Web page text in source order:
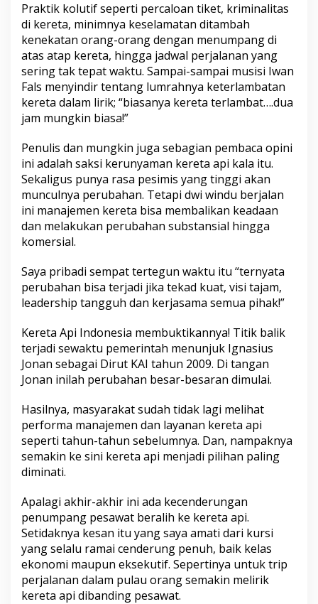
Praktik kolutif seperti percaloan tiket, kriminalitas
di kereta, minimnya keselamatan ditambah
kenekatan orang-orang dengan menumpang di
atas atap kereta, hingga jadwal perjalanan yang
sering tak tepat waktu. Sampai-sampai musisi Iwan
Fals menyindir tentang lumrahnya keterlambatan
kereta dalam lirik; “biasanya kereta terlambat….dua
jam mungkin biasa!”
Penulis dan mungkin juga sebagian pembaca opini
ini adalah saksi kerunyaman kereta api kala itu.
Sekaligus punya rasa pesimis yang tinggi akan
munculnya perubahan. Tetapi dwi windu berjalan
ini manajemen kereta bisa membalikan keadaan
dan melakukan perubahan substansial hingga
komersial.
Saya pribadi sempat tertegun waktu itu “ternyata
perubahan bisa terjadi jika tekad kuat, visi tajam,
leadership tangguh dan kerjasama semua pihak!”
Kereta Api Indonesia membuktikannya! Titik balik
terjadi sewaktu pemerintah menunjuk Ignasius
Jonan sebagai Dirut KAI tahun 2009. Di tangan
Jonan inilah perubahan besar-besaran dimulai.
Hasilnya, masyarakat sudah tidak lagi melihat
performa manajemen dan layanan kereta api
seperti tahun-tahun sebelumnya. Dan, nampaknya
semakin ke sini kereta api menjadi pilihan paling
diminati.
Apalagi akhir-akhir ini ada kecenderungan
penumpang pesawat beralih ke kereta api.
Setidaknya kesan itu yang saya amati dari kursi
yang selalu ramai cenderung penuh, baik kelas
ekonomi maupun eksekutif. Sepertinya untuk trip
perjalanan dalam pulau orang semakin melirik
kereta api dibanding pesawat.